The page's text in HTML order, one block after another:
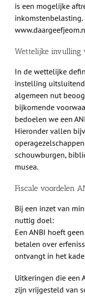
is een mogelijke
Wettelijke invulling
In de wettelijke
instelling
algemeen nut
bijkomende
bedoelen we een
Hieronder vallen
schouwburgen,
musea.
Fiscale voordelen
Bij een inzet van
nuttig doel:
Een ANBI hoeft
betalen over
ontvangt in het
Uitkeringen die een
zijn vrijgesteld van